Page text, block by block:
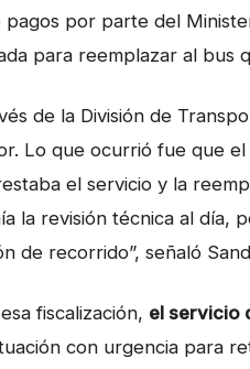
por parte del
para reemplazar al bus
de la División de
Lo que ocurrió fue que
el servicio y la
la revisión técnica al día,
de recorrido”, señaló
fiscalización, el servicio
con urgencia para